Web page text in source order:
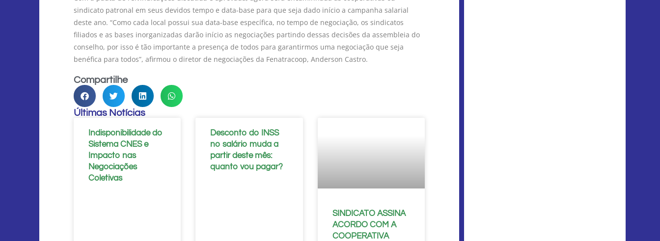
sindicato patronal em seus devidos tempo e data-base para que seja dado início a campanha salarial
deste ano. “Como cada local possui sua data-base específica, no tempo de negociação, os sindicatos
filiados e as bases inorganizadas darão início as negociações partindo dessas decisões da assembleia do
conselho, por isso é tão importante a presença de todos para garantirmos uma negociação que seja
benéfica para todos”, afirmou o diretor de negociações da Fenatracoop, Anderson Castro.
Compartilhe
Últimas Notícias
Indisponibilidade do
Sistema CNES e
Impacto nas
Negociações
Coletivas
Desconto do INSS
no salário muda a
partir deste mês:
quanto vou pagar?
SINDICATO ASSINA
ACORDO COM A
COOPERATIVA